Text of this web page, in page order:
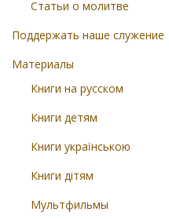
Статьи о молитве
Поддержать наше служение
Материалы
Книги на русском
Книги детям
Книги українською
Книги дітям
Мультфильмы